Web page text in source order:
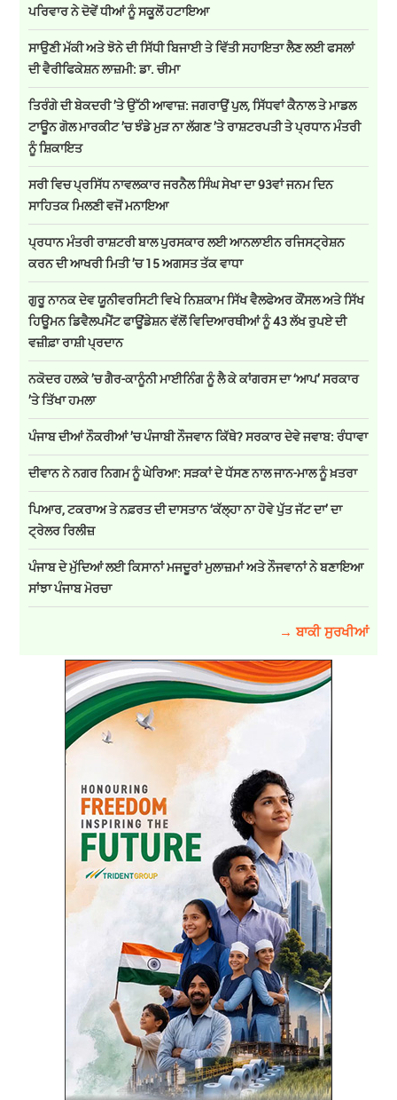
ਪਰਿਵਾਰ ਨੇ ਦੋਵੇਂ ਧੀਆਂ ਨੂੰ ਸਕੂਲੋਂ ਹਟਾਇਆ
ਸਾਉਣੀ ਮੱਕੀ ਅਤੇ ਝੋਨੇ ਦੀ ਸਿੱਧੀ ਬਿਜਾਈ ਤੇ ਵਿੱਤੀ ਸਹਾਇਤਾ ਲੈਣ ਲਈ ਫਸਲਾਂ
ਦੀ ਵੈਰੀਫਿਕੇਸ਼ਨ ਲਾਜ਼ਮੀ: ਡਾ. ਚੀਮਾ
ਤਿਰੰਗੇ ਦੀ ਬੇਕਦਰੀ ’ਤੇ ਉੱਠੀ ਆਵਾਜ਼: ਜਗਰਾਉਂ ਪੁਲ, ਸਿੱਧਵਾਂ ਕੈਨਾਲ ਤੇ ਮਾਡਲ
ਟਾਊਨ ਗੋਲ ਮਾਰਕੀਟ ’ਚ ਝੰਡੇ ਮੁੜ ਨਾ ਲੱਗਣ ’ਤੇ ਰਾਸ਼ਟਰਪਤੀ ਤੇ ਪ੍ਰਧਾਨ ਮੰਤਰੀ
ਨੂੰ ਸ਼ਿਕਾਇਤ
ਸਰੀ ਵਿਚ ਪ੍ਰਸਿੱਧ ਨਾਵਲਕਾਰ ਜਰਨੈਲ ਸਿੰਘ ਸੇਖਾ ਦਾ 93ਵਾਂ ਜਨਮ ਦਿਨ
ਸਾਹਿਤਕ ਮਿਲਣੀ ਵਜੋਂ ਮਨਾਇਆ
ਪ੍ਰਧਾਨ ਮੰਤਰੀ ਰਾਸ਼ਟਰੀ ਬਾਲ ਪੁਰਸਕਾਰ ਲਈ ਆਨਲਾਈਨ ਰਜਿਸਟ੍ਰੇਸ਼ਨ
ਕਰਨ ਦੀ ਆਖਰੀ ਮਿਤੀ ’ਚ 15 ਅਗਸਤ ਤੱਕ ਵਾਧਾ
ਗੁਰੂ ਨਾਨਕ ਦੇਵ ਯੂਨੀਵਰਸਿਟੀ ਵਿਖੇ ਨਿਸ਼ਕਾਮ ਸਿੱਖ ਵੈਲਫੇਅਰ ਕੌਂਸਲ ਅਤੇ ਸਿੱਖ
ਹਿਊਮਨ ਡਿਵੈਲਪਮੈਂਟ ਫਾਊਂਡੇਸ਼ਨ ਵੱਲੋਂ ਵਿਦਿਆਰਥੀਆਂ ਨੂੰ 43 ਲੱਖ ਰੁਪਏ ਦੀ
ਵਜ਼ੀਫ਼ਾ ਰਾਸ਼ੀ ਪ੍ਰਦਾਨ
ਨਕੋਦਰ ਹਲਕੇ ’ਚ ਗੈਰ-ਕਾਨੂੰਨੀ ਮਾਈਨਿੰਗ ਨੂੰ ਲੈ ਕੇ ਕਾਂਗਰਸ ਦਾ ‘ਆਪ’ ਸਰਕਾਰ
’ਤੇ ਤਿੱਖਾ ਹਮਲਾ
ਪੰਜਾਬ ਦੀਆਂ ਨੌਕਰੀਆਂ ’ਚ ਪੰਜਾਬੀ ਨੌਜਵਾਨ ਕਿੱਥੇ? ਸਰਕਾਰ ਦੇਵੇ ਜਵਾਬ: ਰੰਧਾਵਾ
ਦੀਵਾਨ ਨੇ ਨਗਰ ਨਿਗਮ ਨੂੰ ਘੇਰਿਆ: ਸੜਕਾਂ ਦੇ ਧੱਸਣ ਨਾਲ ਜਾਨ-ਮਾਲ ਨੂੰ ਖ਼ਤਰਾ
ਪਿਆਰ, ਟਕਰਾਅ ਤੇ ਨਫ਼ਰਤ ਦੀ ਦਾਸਤਾਨ ‘ਕੱਲ੍ਹਾ ਨਾ ਹੋਵੇ ਪੁੱਤ ਜੱਟ ਦਾ’ ਦਾ
ਟ੍ਰੇਲਰ ਰਿਲੀਜ਼
ਪੰਜਾਬ ਦੇ ਮੁੱਦਿਆਂ ਲਈ ਕਿਸਾਨਾਂ ਮਜਦੂਰਾਂ ਮੁਲਾਜ਼ਮਾਂ ਅਤੇ ਨੌਜਵਾਨਾਂ ਨੇ ਬਣਾਇਆ
ਸਾਂਝਾ ਪੰਜਾਬ ਮੋਰਚਾ
→ ਬਾਕੀ ਸੁਰਖੀਆਂ